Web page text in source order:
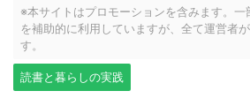
※本サイトはプロモーションを含みます。
を補助的に利用していますが、全て運営者
す。
読書と暮らしの実践